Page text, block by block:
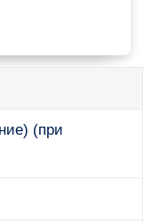
(при